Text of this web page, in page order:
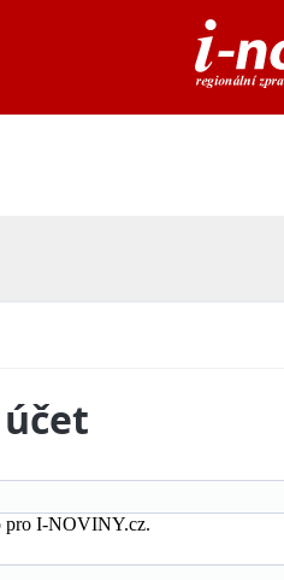
pro I-NOVINY.cz.